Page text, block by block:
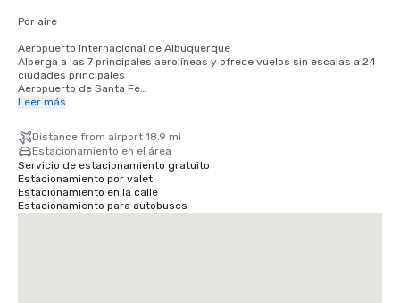
Por aire
Aeropuerto Internacional de Albuquerque
Alberga a las 7 principales aerolíneas y ofrece vuelos sin escalas a 24
ciudades principales
Aeropuerto de Santa Fe
Da servicio a dos aerolíneas con vuelos diarios a Dallas/Fort Worth,
Aeropuerto regional de Taos
Taos Air actualmente ofrece vuelos de ida y vuelta entre Dallas, Austin
y Taos.
DISTANCIAS Y TIEMPOS DE CONDUCCIÓN
Albuquerque 152 millas | 2,75 horas
Amarillo 322 millas | 5.25 horas
Leer más
Distance from airport 18.9 mi
Estacionamiento en el área
Servicio de estacionamiento gratuito
Estacionamiento por valet
Estacionamiento en la calle
Estacionamiento para autobuses